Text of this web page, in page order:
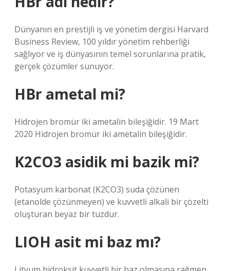
Dünyanın en prestijli iş ve yönetim dergisi Harvard
Business Review, 100 yıldır yönetim rehberliği
sağlıyor ve iş dünyasının temel sorunlarına pratik,
gerçek çözümler sunuyor.
HBr ametal mi?
Hidrojen bromür iki ametalin bileşiğidir. 19 Mart
2020 Hidrojen bromür iki ametalin bileşiğidir.
K2CO3 asidik mi bazik mi?
Potasyum karbonat (K2CO3) suda çözünen
(etanolde çözünmeyen) ve kuvvetli alkali bir çözelti
oluşturan beyaz bir tuzdur.
LIOH asit mi baz mı?